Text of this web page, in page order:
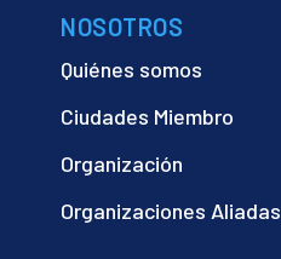
NOSOTROS
Quiénes somos
Ciudades Miembro
Organización
Organizaciones Aliadas